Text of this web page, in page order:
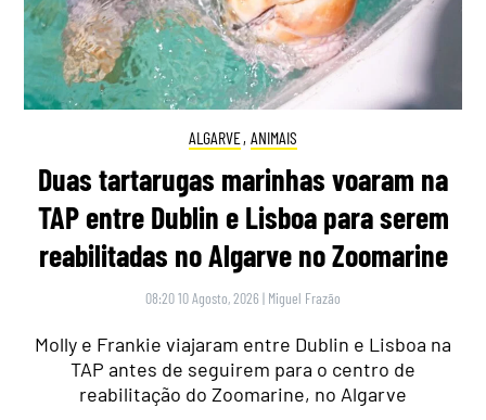
ALGARVE, ANIMAIS
Duas tartarugas marinhas voaram na
TAP entre Dublin e Lisboa para serem
reabilitadas no Algarve no Zoomarine
08:20 10 Agosto, 2026 | Miguel Frazão
Molly e Frankie viajaram entre Dublin e Lisboa na
TAP antes de seguirem para o centro de
reabilitação do Zoomarine, no Algarve